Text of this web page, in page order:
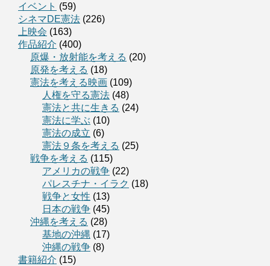
イベント (59)
シネマDE憲法 (226)
上映会 (163)
作品紹介 (400)
原爆・放射能を考える (20)
原発を考える (18)
憲法を考える映画 (109)
人権を守る憲法 (48)
憲法と共に生きる (24)
憲法に学ぶ (10)
憲法の成立 (6)
憲法９条を考える (25)
戦争を考える (115)
アメリカの戦争 (22)
パレスチナ・イラク (18)
戦争と女性 (13)
日本の戦争 (45)
沖縄を考える (28)
基地の沖縄 (17)
沖縄の戦争 (8)
書籍紹介 (15)